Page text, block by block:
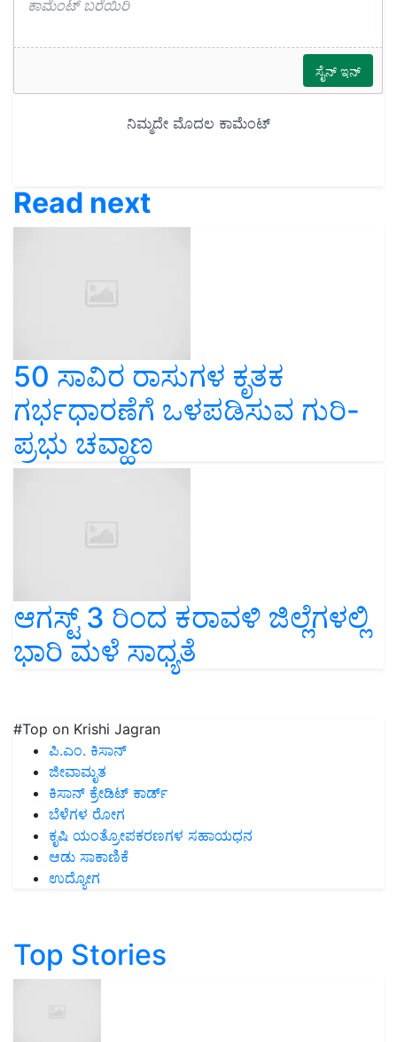
Read next
50 ಸಾವಿರ ರಾಸುಗಳ ಕೃತಕ
ಗರ್ಭಧಾರಣೆಗೆ ಒಳಪಡಿಸುವ ಗುರಿ-
ಪ್ರಭು ಚವ್ಹಾಣ
ಆಗಸ್ಟ್ 3 ರಿಂದ ಕರಾವಳಿ ಜಿಲ್ಲೆಗಳಲ್ಲಿ
ಭಾರಿ ಮಳೆ ಸಾಧ್ಯತೆ
#Top on Krishi Jagran
ಪಿ.ಎಂ. ಕಿಸಾನ್
ಜೀವಾಮೃತ
ಕಿಸಾನ್ ಕ್ರೇಡಿಟ್ ಕಾರ್ಡ್
ಬೆಳೆಗಳ ರೋಗ
ಕೃಷಿ ಯಂತ್ರೋಪಕರಣಗಳ ಸಹಾಯಧನ
ಆಡು ಸಾಕಾಣಿಕೆ
ಉದ್ಯೋಗ
Top Stories